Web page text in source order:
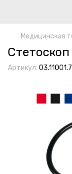
Медицинская
Артикул: